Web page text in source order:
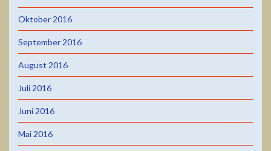
Oktober 2016
September 2016
August 2016
Juli 2016
Juni 2016
Mai 2016